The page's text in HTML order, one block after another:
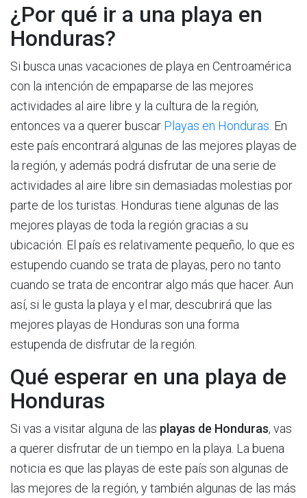
¿Por qué ir a una playa en
Honduras?
Si busca unas vacaciones de playa en Centroamérica
con la intención de empaparse de las mejores
actividades al aire libre y la cultura de la región,
entonces va a querer buscar Playas en Honduras . En
este país encontrará algunas de las mejores playas de
la región, y además podrá disfrutar de una serie de
actividades al aire libre sin demasiadas molestias por
parte de los turistas. Honduras tiene algunas de las
mejores playas de toda la región gracias a su
ubicación. El país es relativamente pequeño, lo que es
estupendo cuando se trata de playas, pero no tanto
cuando se trata de encontrar algo más que hacer. Aun
así, si le gusta la playa y el mar, descubrirá que las
mejores playas de Honduras son una forma
estupenda de disfrutar de la región.
Qué esperar en una playa de
Honduras
Si vas a visitar alguna de las playas de Honduras, vas
a querer disfrutar de un tiempo en la playa. La buena
noticia es que las playas de este país son algunas de
las mejores de la región, y también algunas de las más